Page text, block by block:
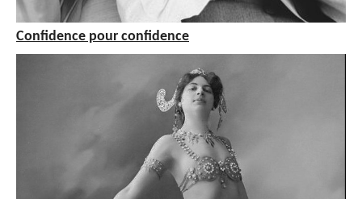
Confidence pour confidence